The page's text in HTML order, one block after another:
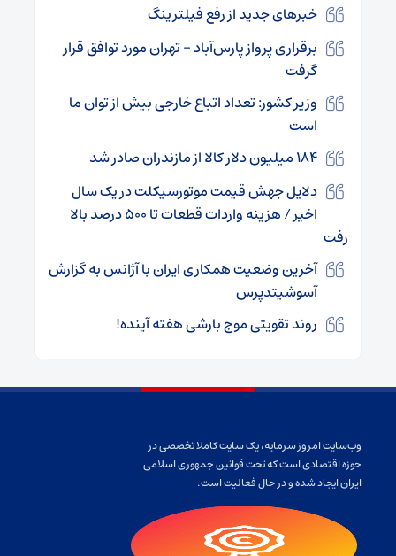
خبرهای جدید از رفع فیلترینگ
برقراری پرواز پارس‌آباد – تهران مورد توافق قرار
گرفت
وزیر کشور: تعداد اتباع خارجی بیش از توان ما
است
۱۸۴ میلیون دلار کالا از مازندران صادر شد
دلایل جهش قیمت موتورسیکلت در یک سال
اخیر / هزینه واردات قطعات تا ۵۰۰ درصد بالا
رفت
آخرین وضعیت همکاری ایران با آژانس به گزارش
آسوشیتدپرس
روند تقویتی موج بارشی هفته آینده!
وب‌سایت امروز سرمایه، یک سایت کاملا تخصصی در
حوزه اقتصادی است که تحت قوانین جمهوری اسلامی
ایران ایجاد شده و در حال فعالیت است.